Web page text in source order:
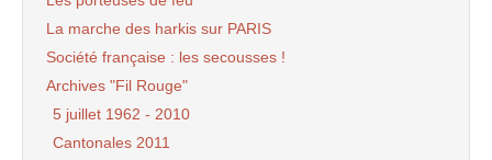
La marche des harkis sur PARIS
Société française : les secousses !
Archives "Fil Rouge"
5 juillet 1962 - 2010
Cantonales 2011